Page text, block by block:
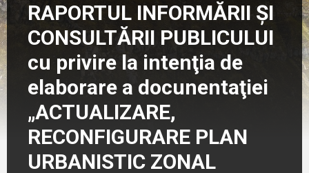
RAPORTUL INFORMĂRII ŞI
CONSULTĂRII PUBLICULUI
cu privire la intenţia de
elaborare a docunentaţiei
„ACTUALIZARE,
RECONFIGURARE PLAN
URBANISTIC ZONAL